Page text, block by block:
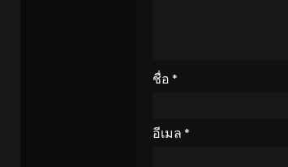
ชื่อ *
อีเมล *